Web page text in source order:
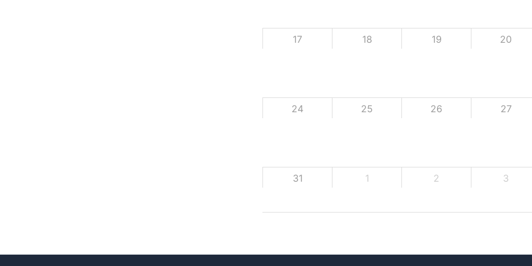
17 18 19 20
24 25 26 27
31 1 2 3